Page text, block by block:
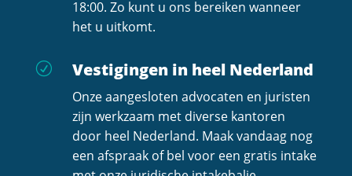
18:00. Zo kunt u ons bereiken wanneer
het u uitkomt.
R Vestigingen in heel Nederland
Onze aangesloten advocaten en juristen
zijn werkzaam met diverse kantoren
door heel Nederland. Maak vandaag nog
een afspraak of bel voor een gratis intake